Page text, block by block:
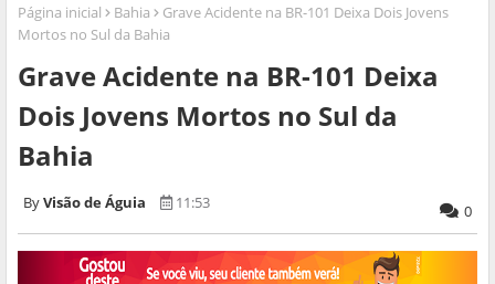
Página inicial Bahia
Grave Acidente na BR-101 Deixa Dois Jovens
Mortos no Sul da Bahia
Grave Acidente na BR-101 Deixa
Dois Jovens Mortos no Sul da
Bahia
Visão de Águia 11:53 0